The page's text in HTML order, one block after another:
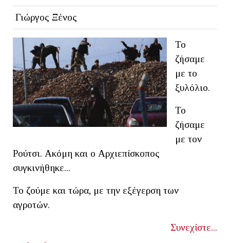
Γιώργος Ξένος
Το
ζήσαμε
με το
ξυλόλιο.
Το
ζήσαμε
με τον
Ρούτσι. Ακόμη και ο Αρχιεπίσκοπος
συγκινήθηκε...
Το ζούμε και τώρα, με την εξέγερση των
αγροτών.
Συνεχίστε...